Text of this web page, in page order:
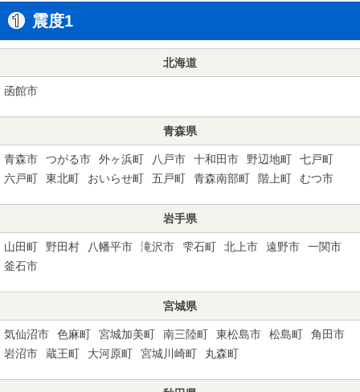
震度1
北海道
函館市
青森県
青森市 つがる市 外ヶ浜町 八戸市 十和田市 野辺地町
七戸町
六戸町
東北町 おいらせ町 五戸町 青森南部町 階上町 むつ市
岩手県
山田町 野田村 八幡平市 滝沢市 雫石町 北上市 遠野市
一関市
釜石市
宮城県
気仙沼市 色麻町 宮城加美町 南三陸町 東松島市 松島町
角田市
岩沼市
蔵王町 大河原町 宮城川崎町 丸森町